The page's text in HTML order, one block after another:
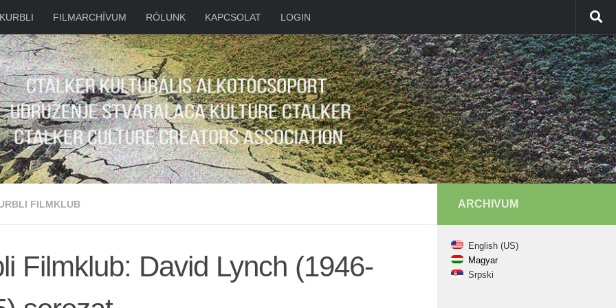
KURBLI FILMARCHÍVUM RÓLUNK KAPCSOLAT LOGIN
FILMKLUB
Filmklub: David Lynch (1946-
ARCHIVUM
English (US)
Magyar
Srpski